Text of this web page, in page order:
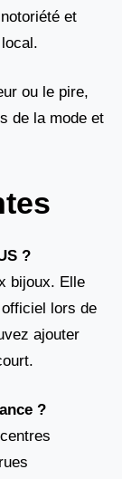
et
ou le pire,
de la mode et
?
bijoux. Elle
lors de
ajouter
?